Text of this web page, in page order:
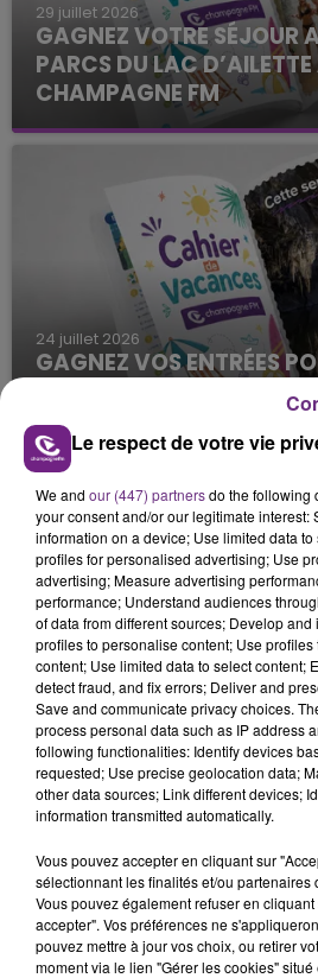
29 juillet 2026
GAGNEZ VOTRE SÉJOUR
PARCS DU LAC
CHAMPAGNE FM
La Famille de l'été
24 juillet 2026
GAGNEZ VOS ENTRÉES
La Famille de l'été
17 juillet 2026
GAGNEZ VOS PLACES
AVEC LE CAHIER DE
La Famille de l'été
10 juillet 2026
GAGNEZ VOS PLACES
SPECTACLE « FOLLES
Le respect de votre vie
We and our (447) partnersdo the following
your consent and/or our legitimate interest:
information on a device; Use limited data
profiles for personalised advertising; Use
advertising; Measure advertising
performance; Understand audiences
of data from different sources; Develop
profiles to personalise content; Use
content; Use limited data to select content;
detect fraud, and fix errors; Deliver and
Save and communicate privacy choices.
process personal data such as IP address
following functionalities: Identify devices
requested; Use precise geolocation data;
other data sources; Link different devices;
information transmitted automatically.
Vous pouvez accepter en cliquant sur
sélectionnant les finalités et/ou partenaires
Vous pouvez également refuser en
accepter". Vos préférences ne
pouvez mettre à jour vos choix, ou retirer
moment via le lien "Gérer les cookies"